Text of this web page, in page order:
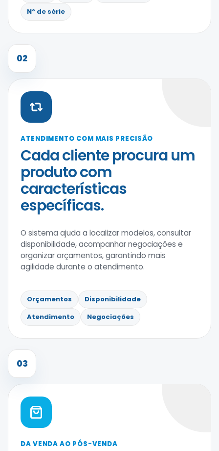
Nº de série
02
ATENDIMENTO COM MAIS PRECISÃO
Cada cliente procura um
produto com
características
específicas.
O sistema ajuda a localizar modelos, consultar
disponibilidade, acompanhar negociações e
organizar orçamentos, garantindo mais
agilidade durante o atendimento.
Orçamentos
Disponibilidade
Atendimento
Negociações
03
DA VENDA AO PÓS-VENDA